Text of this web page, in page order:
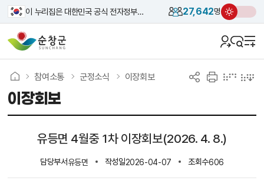
이 누리집은 대한민국 공식 전자정부 누리집입니다. 27,642명
이장회보
참여소통 군정소식 이장회보
유등면 4월중 1차 이장회보(2026. 4. 8.)
담당부서유등면 작성일2026-04-07 조회수606